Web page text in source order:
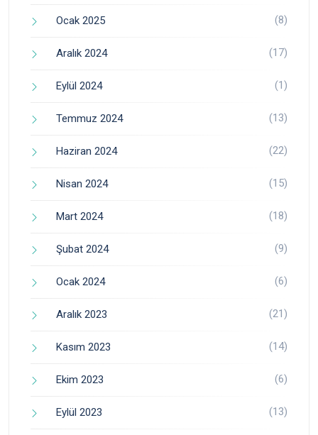
Ocak 2025 (8)
Aralık 2024 (17)
Eylül 2024 (1)
Temmuz 2024 (13)
Haziran 2024 (22)
Nisan 2024 (15)
Mart 2024 (18)
Şubat 2024 (9)
Ocak 2024 (6)
Aralık 2023 (21)
Kasım 2023 (14)
Ekim 2023 (6)
Eylül 2023 (13)